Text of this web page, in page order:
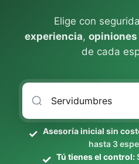
Elige con
experiencia,
de cada
Asesoría inicial sin
hasta 3
Tú tienes el control: